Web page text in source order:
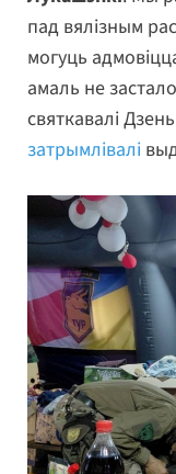
пад вялізным
могуць
амаль не
святкавалі
затрымлівалі